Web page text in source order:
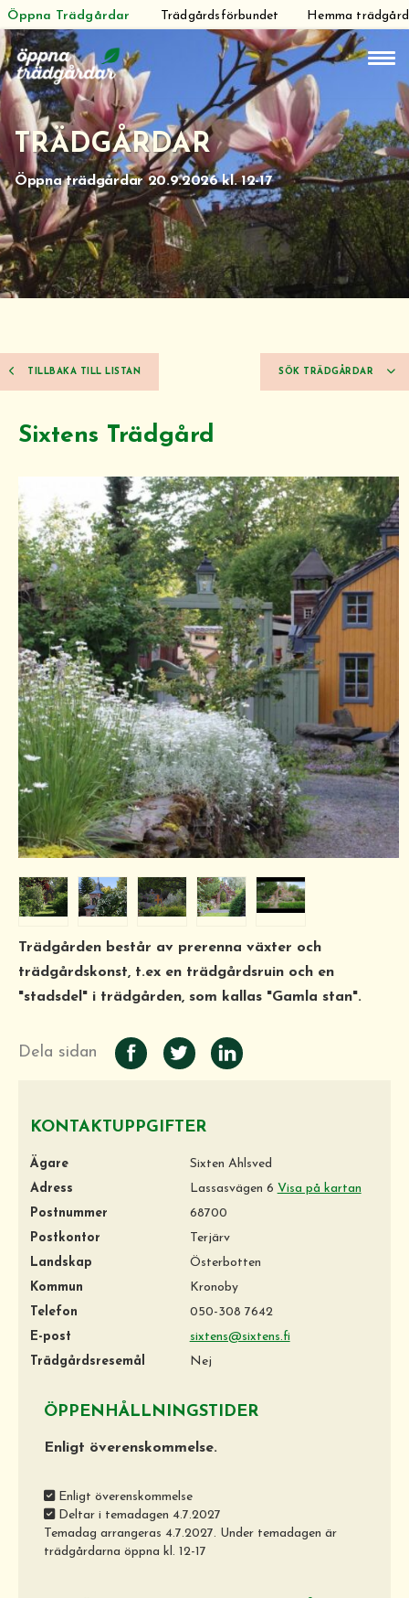
Hoppa
till
innehåll
Öppna Trädgårdar Trädgårdsförbundet Hemma trädgård
TRÄDGÅRDAR
Öppna trädgårdar 20.9.2026 kl. 12-17
TILLBAKA TILL LISTAN SÖK TRÄDGÅRDAR
Sixtens Trädgård
Trädgården består av prerenna växter och
trädgårdskonst, t.ex en trädgårdsruin och en
"stadsdel" i trädgården, som kallas "Gamla stan".
Dela sidan
KONTAKTUPPGIFTER
Ägare
Sixten Ahlsved
Adress
Lassasvägen 6 Visa på kartan
Postnummer
68700
Postkontor
Terjärv
Landskap
Österbotten
Kommun
Kronoby
Telefon
050-308 7642
E-post
sixtens@sixtens.fi
Trädgårdsresemål
Nej
ÖPPENHÅLLNINGSTIDER
Enligt överenskommelse.
Enligt överenskommelse
Deltar i temadagen 4.7.2027
Temadag arrangeras 4.7.2027. Under temadagen är
trädgårdarna öppna kl. 12-17